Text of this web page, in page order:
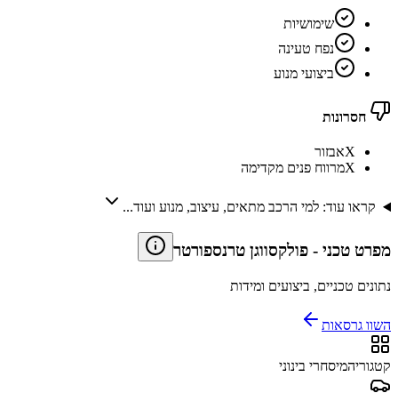
שימושיות
נפח טעינה
ביצועי מנוע
חסרונות
Xאבזור
Xמרווח פנים מקדימה
קראו עוד: למי הרכב מתאים, עיצוב, מנוע ועוד...
מפרט טכני - פולקסווגן טרנספורטר
נתונים טכניים, ביצועים ומידות
השוו גרסאות
קטגוריהמיסחרי בינוני